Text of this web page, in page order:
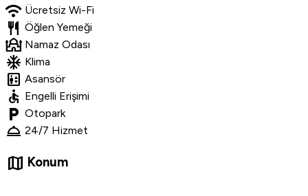
wifi Ücretsiz Wi-Fi
restaurant Öğlen Yemeği
mosque Namaz Odası
ac_unit Klima
elevator Asansör
accessible Engelli Erişimi
local_parking Otopark
room_service 24/7 Hizmet
map Konum